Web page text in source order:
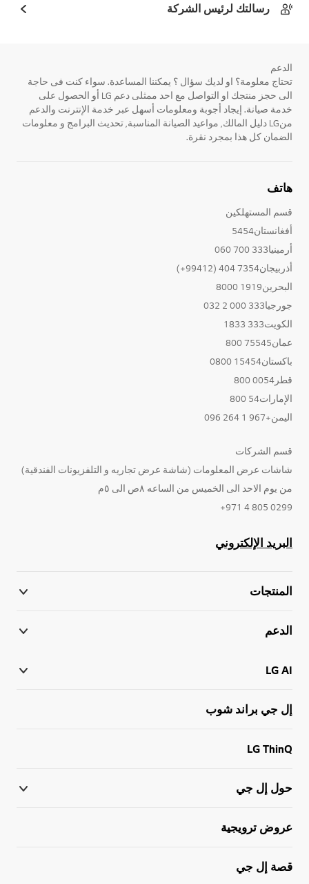
رسالتك لرئيس الشركة
الدعم
تحتاج معلومة؟ او لديك سؤال ؟ يمكننا المساعدة. سواء كنت فى حاجة
الى حجز منتجك او التواصل مع احد ممثلى دعم LG أو الحصول على
خدمة صيانة. إيجاد أجوبة ومعلومات أسهل عبر خدمة الإنترنت والدعم
منLG دليل المالك, مواعيد الصيانة المناسبة, تحديث البرامج و معلومات
الضمان كل هذا بمجرد نقرة.
هاتف
قسم المستهلكين
أفغانستان5454
أرمينيا333 700 060
أذربيجان7354 404 (99412+)
البحرين1919 8000
جورجيا333 000 2 032
الكويت333 1833
عمان75545 800
باكستان15454 0800
قطر0054 800
الإمارات54 800
اليمن+967 1 264 096
قسم الشركات
شاشات عرض المعلومات (شاشة عرض تجاريه و التلفزيونات الفندقية)
من يوم الاحد الى الخميس من الساعه ٨ص الى ٥م
0299 805 4 971+
البريد الإلكتروني
المنتجات
الدعم
LG AI
إل جي براند شوب
LG ThinQ
حول إل جي
عروض ترويجية
قصة إل جي